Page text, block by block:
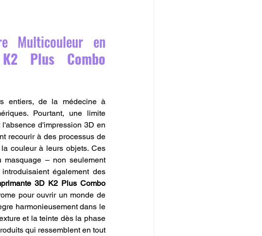
Multicouleur en
Plus Combo
entiers, de la médecine à
Pourtant, une limite
d'impression 3D en
recourir à des processus de
couleur à leurs objets. Ces
masquage – non seulement
également des
3D K2 Plus Combo
pour ouvrir un monde de
harmonieusement dans le
et la teinte dès la phase
qui ressemblent en tout